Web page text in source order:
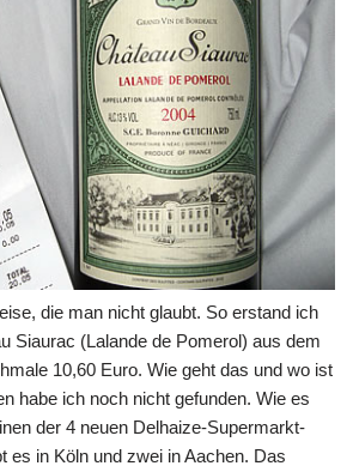
die man nicht glaubt. So erstand ich
Siaurac (Lalande de Pomerol) aus dem
10,60 Euro. Wie geht das und wo ist
habe ich noch nicht gefunden. Wie es
der 4 neuen Delhaize-Supermarkt-
es in Köln und zwei in Aachen. Das